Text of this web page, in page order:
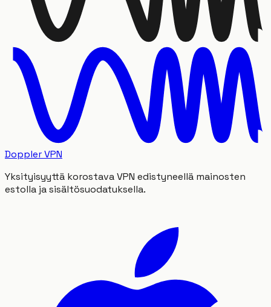
Doppler VPN
Yksityisyyttä korostava VPN edistyneellä mainosten
estolla ja sisältösuodatuksella.